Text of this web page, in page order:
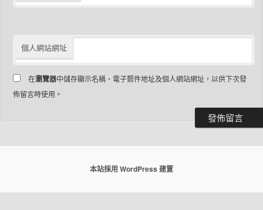
個人網站網址
在瀏覽器中儲存顯示名稱、電子郵件地址及個人網站網址，以供下次發
佈留言時使用。
本站採用 WordPress 建置